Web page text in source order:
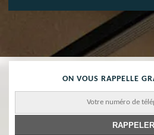
ON VOUS RAPPELLE